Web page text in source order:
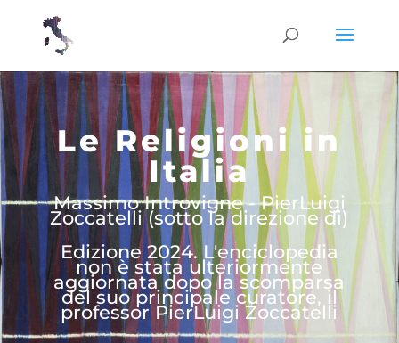
Le Religioni in
Italia
Massimo Introvigne - PierLuigi
Zoccatelli (sotto la direzione di)
Edizione 2024. L'enciclopedia
non è stata ulteriormente
aggiornata dopo la scomparsa
del suo principale curatore, il
professor PierLuigi Zoccatelli